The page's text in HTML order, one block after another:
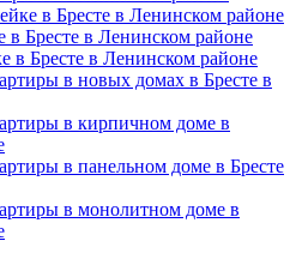
в Бресте в Ленинском районе
в Бресте в Ленинском районе
в Бресте в Ленинском районе
в новых домах в Бресте в
в кирпичном доме в
в панельном доме в Бресте
в монолитном доме в